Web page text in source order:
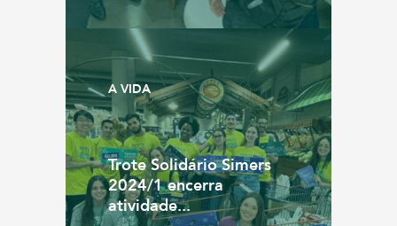
A VIDA
Trote Solidário Simers
2024/1 encerra
atividade...